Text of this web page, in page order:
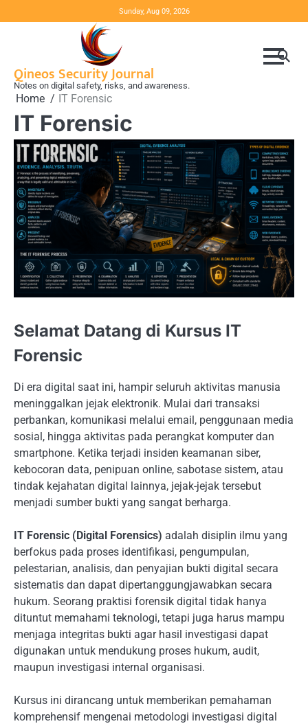
to
Sunday, Aug 09, 2026
Qineos Security Journal
Notes on digital safety, risks, and awareness.
Home IT Forensic
IT Forensic
Selamat Datang di Kursus IT
Forensic
Di era digital saat ini, hampir seluruh aktivitas manusia
meninggalkan jejak elektronik. Mulai dari transaksi
perbankan, komunikasi melalui email, penggunaan media
sosial, hingga aktivitas pada perangkat komputer dan
smartphone. Ketika terjadi insiden keamanan siber,
kebocoran data, penipuan online, sabotase sistem, atau
tindak kejahatan digital lainnya, jejak-jejak tersebut
menjadi sumber bukti yang sangat berharga.
IT Forensic (Digital Forensics) adalah disiplin ilmu yang
berfokus pada proses identifikasi, pengumpulan,
pelestarian, analisis, dan penyajian bukti digital secara
sistematis dan dapat dipertanggungjawabkan secara
hukum. Seorang praktisi forensik digital tidak hanya
dituntut memahami teknologi, tetapi juga harus mampu
menjaga integritas bukti agar hasil investigasi dapat
digunakan untuk mendukung proses hukum, audit,
maupun investigasi internal organisasi.
Kursus ini dirancang untuk memberikan pemahaman
komprehensif mengenai metodologi investigasi digital